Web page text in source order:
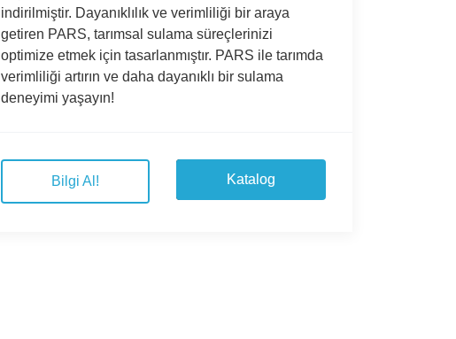
indirilmiştir. Dayanıklılık ve verimliliği bir araya
getiren PARS, tarımsal sulama süreçlerinizi
optimize etmek için tasarlanmıştır. PARS ile tarımda
verimliliği artırın ve daha dayanıklı bir sulama
deneyimi yaşayın!
Bilgi Al! Katalog